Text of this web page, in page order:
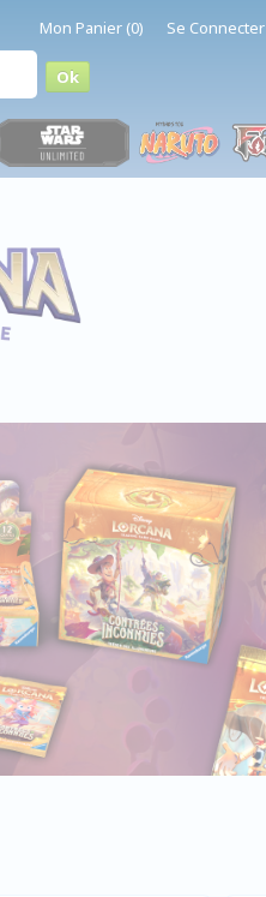
Mon Panier (0) Se Connecter